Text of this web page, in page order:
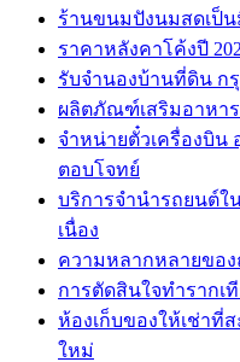
ร้านขนมปังนมสดเป็
ราคาหลังคาโค้งปี
รับจำนองบ้านที่ดิน ก
ผลิตภัณฑ์เสริมอาหาร
จำหน่ายตั๋วเครื่องบิน
ตอบโจทย์
บริการจำนำรถยนต์
เนื่อง
ความหลากหลายขอ
การตัดสินใจทำรากเ
ห้องเก็บของให้เช่าที่
ใหม่